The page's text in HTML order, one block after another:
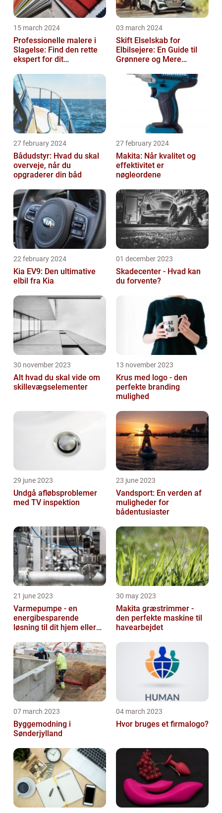
15 march 2024
Professionelle malere i
Slagelse: Find den rette
ekspert for dit
03 march 2024
Skift Elselskab for
Elbilsejere: En Guide til
Grønnere og Mere
27 february 2024
Bådudstyr: Hvad du skal
overveje, når du
opgraderer din båd
27 february 2024
Makita: Når kvalitet og
effektivitet er
nøgleordene
22 february 2024
Kia EV9: Den ultimative
elbil fra Kia
01 december 2023
Skadecenter - Hvad kan
du forvente?
30 november 2023
Alt hvad du skal vide om
skillevægselementer
13 november 2023
Krus med logo - den
perfekte branding
mulighed
29 june 2023
Undgå afløbsproblemer
med TV inspektion
23 june 2023
Vandsport: En verden af
muligheder for
bådentusiaster
21 june 2023
Varmepumpe - en
energibesparende
løsning til dit hjem eller
30 may 2023
Makita græstrimmer -
den perfekte maskine til
havearbejdet
07 march 2023
Byggemodning i
Sønderjylland
04 march 2023
Hvor bruges et firmalogo?